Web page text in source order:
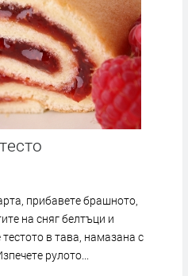
прибавете брашното,
на сняг белтъци и
в тава, намазана с
рулото...